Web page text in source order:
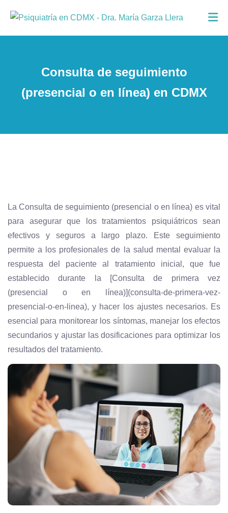
Consulta de seguimiento
(presencial o en línea) en CDMX
La Consulta de seguimiento (presencial o en línea) es vital
para asegurar que los tratamientos psiquiátricos sean
efectivos y seguros a largo plazo. Este seguimiento
permite a los profesionales de la salud mental evaluar la
respuesta del paciente al tratamiento inicial, que fue
establecido durante la [Consulta de primera vez
(presencial o en línea)](consulta-de-primera-vez-
presencial-o-en-linea), y hacer los ajustes necesarios. Es
esencial para monitorear los síntomas, manejar los efectos
secundarios y ajustar las dosificaciones para optimizar los
resultados del tratamiento.